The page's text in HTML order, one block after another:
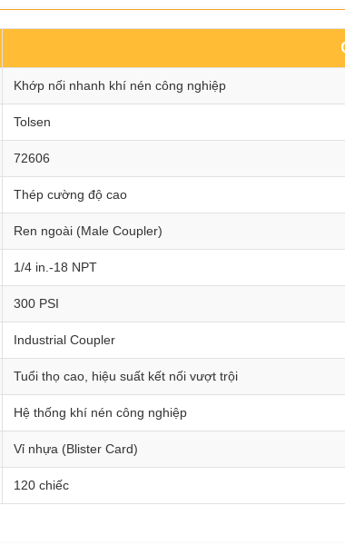
Khớp nối nhanh khí nén công nghiệp
Tolsen
72606
Thép cường độ cao
Ren ngoài (Male Coupler)
1/4 in.-18 NPT
300 PSI
Industrial Coupler
Tuổi thọ cao, hiệu suất kết nối vượt trội
Hệ thống khí nén công nghiệp
Vỉ nhựa (Blister Card)
120 chiếc